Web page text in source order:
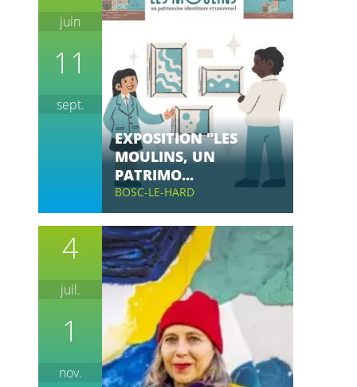
juin
11
sept.
EXPOSITION "LES
MOULINS, UN
PATRIMO...
BOSC-LE-HARD
4
juil.
1
nov.